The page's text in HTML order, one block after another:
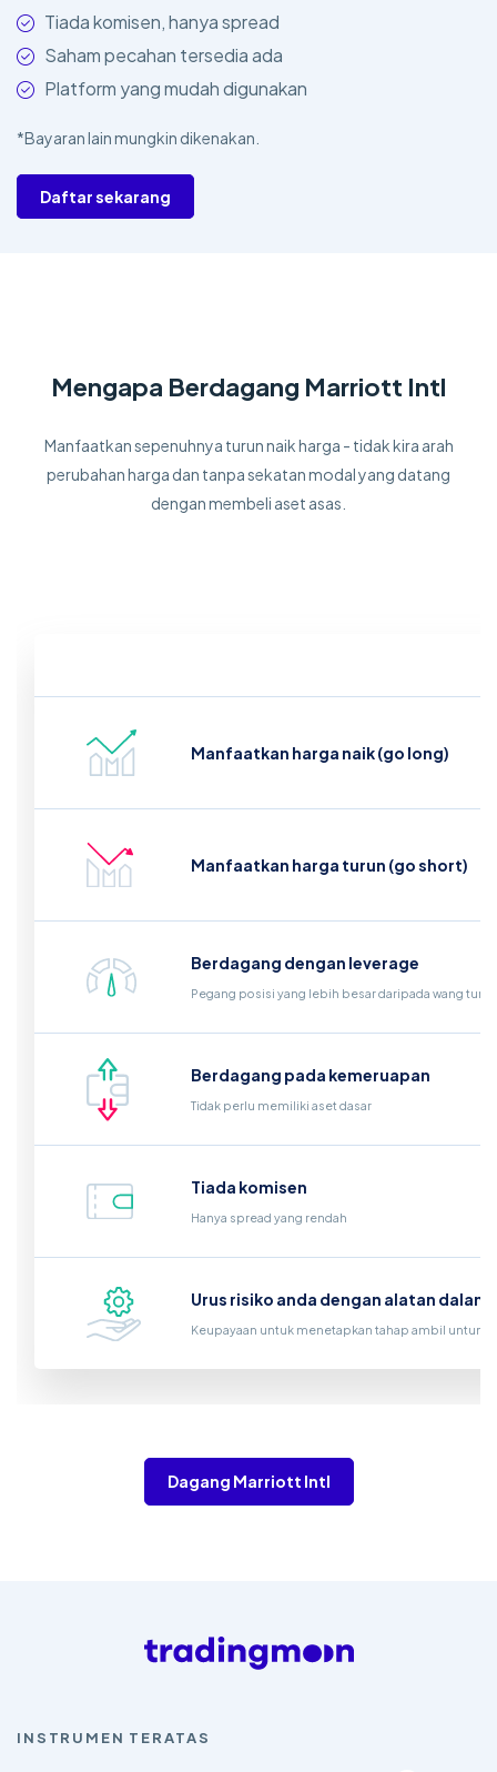
Tiada komisen, hanya spread
Saham pecahan tersedia ada
Platform yang mudah digunakan
*Bayaran lain mungkin dikenakan.
Daftar sekarang
Mengapa Berdagang Marriott Intl
Manfaatkan sepenuhnya turun naik harga - tidak kira arah
perubahan harga dan tanpa sekatan modal yang datang
dengan membeli aset asas.
Manfaatkan harga naik (go long)
Manfaatkan harga turun (go short)
Berdagang dengan leverage
Pegang posisi yang lebih besar daripada wang
Berdagang pada kemeruapan
Tidak perlu memiliki aset dasar
Tiada komisen
Hanya spread yang rendah
Urus risiko anda dengan alatan
Keupayaan untuk menetapkan tahap ambil untung
Dagang Marriott Intl
INSTRUMEN TERATAS